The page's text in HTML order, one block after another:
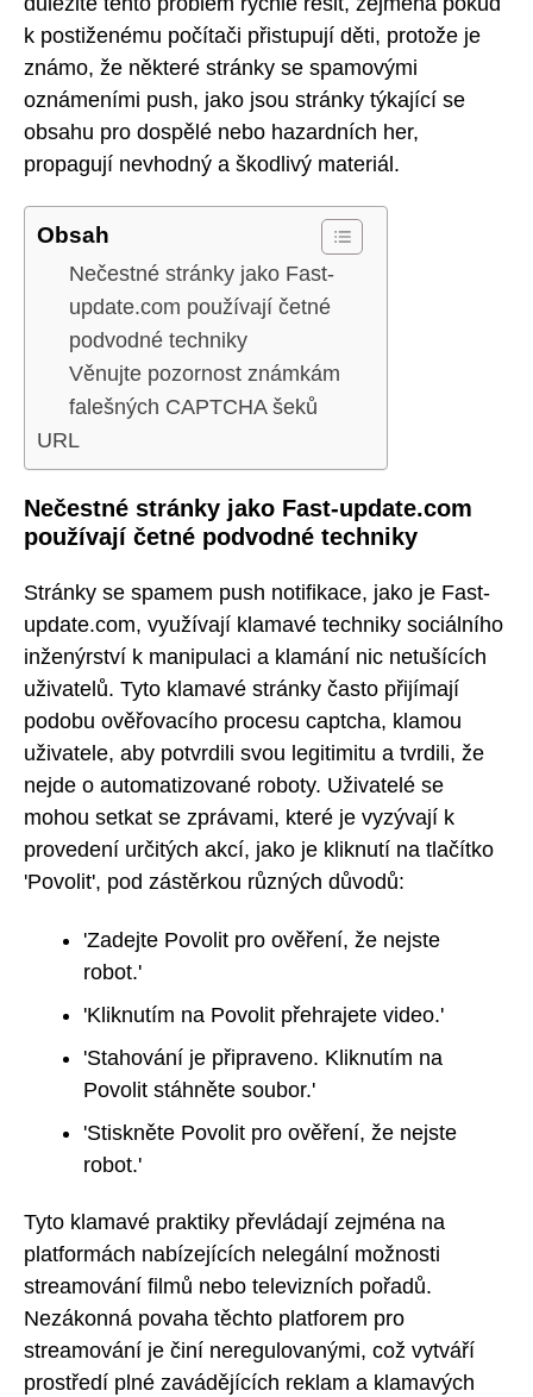
k postiženému počítači přistupují děti, protože je
známo, že některé stránky se spamovými
oznámeními push, jako jsou stránky týkající se
obsahu pro dospělé nebo hazardních her,
propagují nevhodný a škodlivý materiál.
Obsah
Nečestné stránky jako Fast-
update.com používají četné
podvodné techniky
Věnujte pozornost známkám
falešných CAPTCHA šeků
URL
Nečestné stránky jako Fast-update.com
používají četné podvodné techniky
Stránky se spamem push notifikace, jako je Fast-
update.com, využívají klamavé techniky sociálního
inženýrství k manipulaci a klamání nic netušících
uživatelů. Tyto klamavé stránky často přijímají
podobu ověřovacího procesu captcha, klamou
uživatele, aby potvrdili svou legitimitu a tvrdili, že
nejde o automatizované roboty. Uživatelé se
mohou setkat se zprávami, které je vyzývají k
provedení určitých akcí, jako je kliknutí na tlačítko
'Povolit', pod zástěrkou různých důvodů:
'Zadejte Povolit pro ověření, že nejste
robot.'
'Kliknutím na Povolit přehrajete video.'
'Stahování je připraveno. Kliknutím na
Povolit stáhněte soubor.'
'Stiskněte Povolit pro ověření, že nejste
robot.'
Tyto klamavé praktiky převládají zejména na
platformách nabízejících nelegální možnosti
streamování filmů nebo televizních pořadů.
Nezákonná povaha těchto platforem pro
streamování je činí neregulovanými, což vytváří
prostředí plné zavádějících reklam a klamavých